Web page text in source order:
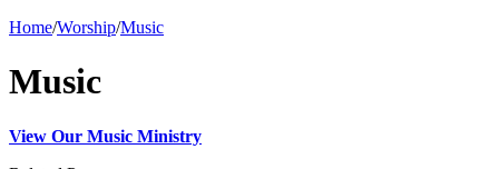
Home/Worship/Music
Music
View Our Music Ministry